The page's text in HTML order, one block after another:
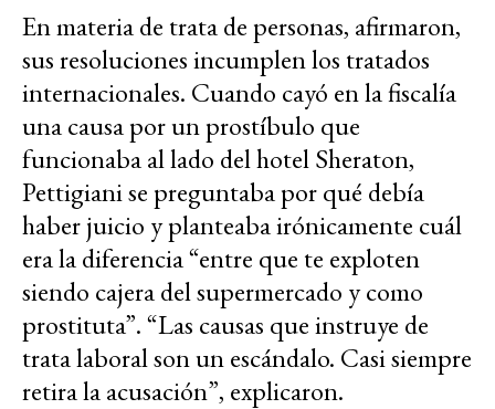
En materia de trata de personas, afirmaron,
sus resoluciones incumplen los tratados
internacionales. Cuando cayó en la fiscalía
una causa por un prostíbulo que
funcionaba al lado del hotel Sheraton,
Pettigiani se preguntaba por qué debía
haber juicio y planteaba irónicamente cuál
era la diferencia “entre que te exploten
siendo cajera del supermercado y como
prostituta”. “Las causas que instruye de
trata laboral son un escándalo. Casi siempre
retira la acusación”, explicaron.